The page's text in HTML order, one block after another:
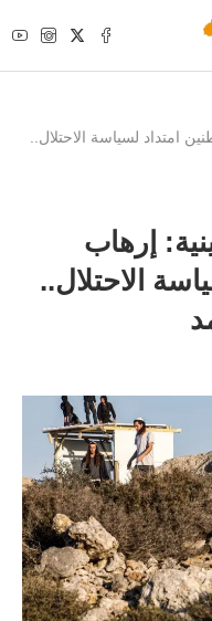
امتداد لسياسة الاحتلال..
إرهاب
الاحتلال..